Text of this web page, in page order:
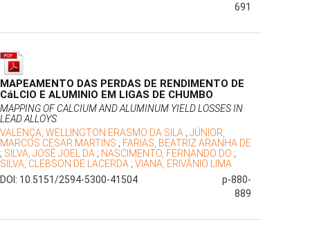
691
MAPEAMENTO DAS PERDAS DE RENDIMENTO DE
CáLCIO E ALUMINIO EM LIGAS DE CHUMBO
MAPPING OF CALCIUM AND ALUMINUM YIELD LOSSES IN
LEAD ALLOYS
VALENÇA, WELLINGTON ERASMO DA SILA ; JÚNIOR,
MARCOS CESAR MARTINS ; FARIAS, BEATRIZ ARANHA DE
; SILVA, JOSÉ JOEL DA ; NASCIMENTO, FERNANDO DO ;
SILVA, CLEBSON DE LACERDA ; VIANA, ERIVÂNIO LIMA
DOI: 10.5151/2594-5300-41504
p-880-
889